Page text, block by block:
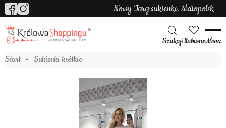
Nowy Targ sukienki, Małopolska sukienki
SzukajUlubioneMenu
Start Sukienki krótkie